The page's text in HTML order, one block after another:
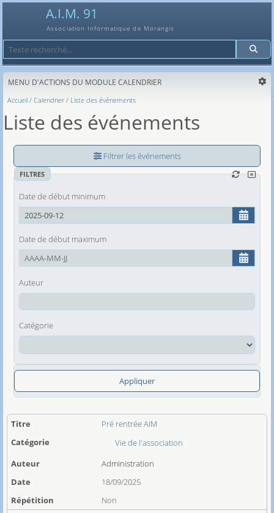
A.I.M. 91
Association Informatique de Morangis
Recherche
MENU D'ACTIONS DU MODULE CALENDRIER
Accueil Calendrier Liste des événements
Liste des événements
Filtrer les événements
FILTRES
Date de début minimum
Date de début maximum
Auteur
Catégorie
Appliquer
Pré rentrée AIM
Vie de l'association
Administration
18/09/2025
Non